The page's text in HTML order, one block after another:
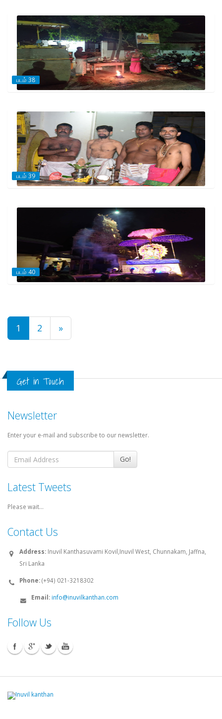
படம் 38
படம் 39
படம் 40
1 2 »
Get in Touch
Newsletter
Enter your e-mail and subscribe to our newsletter.
Go!
Latest Tweets
Please wait...
Contact Us
Address: Inuvil Kanthasuvami Kovil,Inuvil West, Chunnakam, Jaffna,
Sri Lanka
Phone:(+94) 021-3218302
Email: info@inuvilkanthan.com
Follow Us